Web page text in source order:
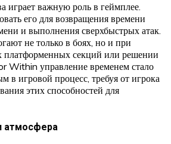
играет важную роль в геймплее.
его для возвращения времени
и выполнения сверхбыстрых атак.
не только в боях, но и при
платформенных секций или решении
Within управление временем стало
в игровой процесс, требуя от игрока
этих способностей для
атмосфера